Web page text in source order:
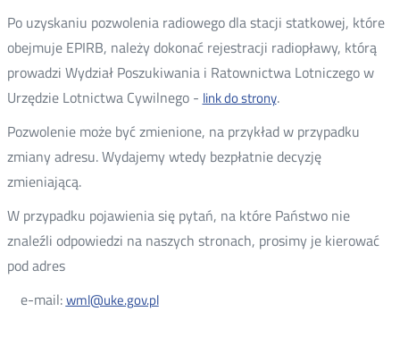
Po uzyskaniu pozwolenia radiowego dla stacji statkowej, które
obejmuje EPIRB, należy dokonać rejestracji radiopławy, którą
prowadzi Wydział Poszukiwania i Ratownictwa Lotniczego w
Urzędzie Lotnictwa Cywilnego - link do strony.
Pozwolenie może być zmienione, na przykład w przypadku
zmiany adresu. Wydajemy wtedy bezpłatnie decyzję
zmieniającą.
W przypadku pojawienia się pytań, na które Państwo nie
znaleźli odpowiedzi na naszych stronach, prosimy je kierować
pod adres
e-mail:wml@uke.gov.pl